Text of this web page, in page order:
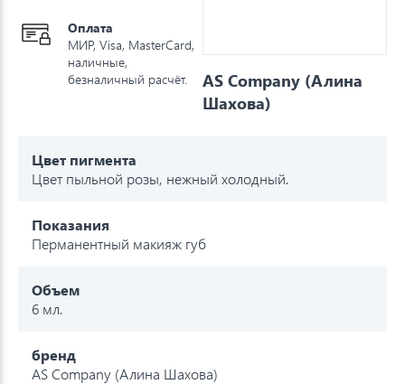
Оплата
МИР, Visa, MasterCard,
наличные,
безналичный расчёт.
AS Company (Алина
Шахова)
Цвет пигмента
Цвет пыльной розы, нежный холодный.
Показания
Перманентный макияж губ
Объем
6 мл.
бренд
AS Company (Алина Шахова)